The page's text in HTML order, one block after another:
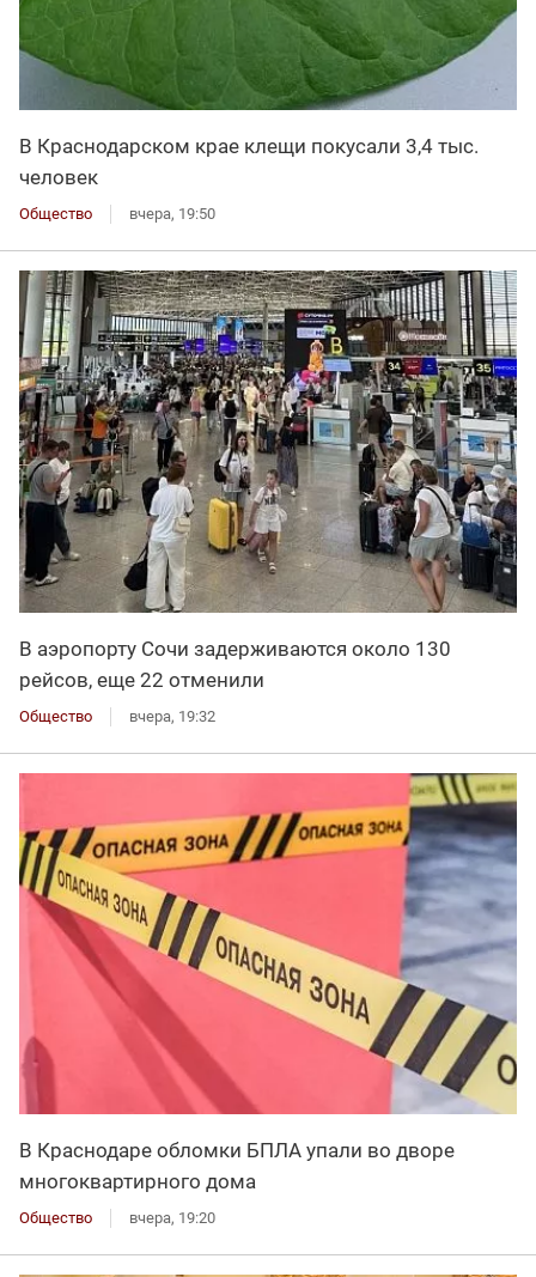
В Краснодарском крае клещи покусали 3,4 тыс.
человек
Общество вчера, 19:50
В аэропорту Сочи задерживаются около 130
рейсов, еще 22 отменили
Общество вчера, 19:32
В Краснодаре обломки БПЛА упали во дворе
многоквартирного дома
Общество вчера, 19:20